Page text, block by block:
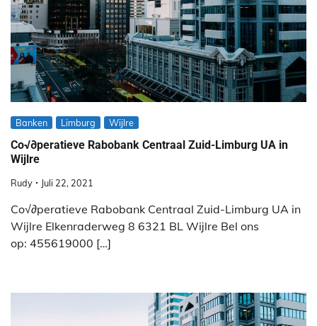
Banken Limburg Wijlre
Co√∂peratieve Rabobank Centraal Zuid-Limburg UA in
Wijlre
Rudy Juli 22, 2021
Co√∂peratieve Rabobank Centraal Zuid-Limburg UA in
Wijlre Elkenraderweg 8 6321 BL Wijlre Bel ons
op: 455619000 […]